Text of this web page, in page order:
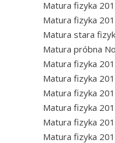
Matura fizyka
Matura fizyka
Matura stara
Matura próbna
Matura fizyka
Matura fizyka
Matura fizyka
Matura fizyka
Matura fizyka
Matura fizyka